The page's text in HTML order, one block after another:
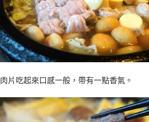
肉片吃起來口感一般，帶有一點香氣。